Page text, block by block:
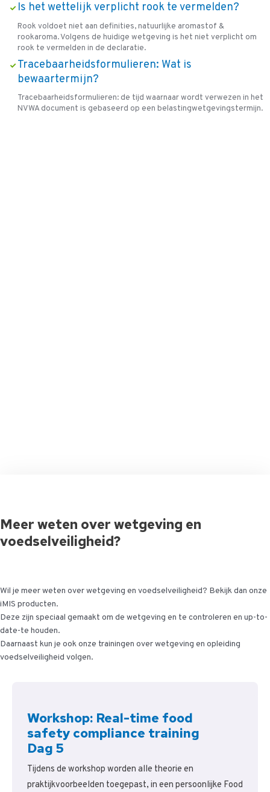
Is het wettelijk verplicht rook te vermelden?
Rook voldoet niet aan definities, natuurlijke aromastof &
rookaroma. Volgens de huidige wetgeving is het niet verplicht om
rook te vermelden in de declaratie.
Tracebaarheidsformulieren: Wat is
bewaartermijn?
Tracebaarheidsformulieren: de tijd waarnaar wordt verwezen in het
NVWA document is gebaseerd op een belastingwetgevingstermijn.
Meer weten over wetgeving en
voedselveiligheid?
Wil je meer weten over wetgeving en voedselveiligheid? Bekijk dan onze
iMIS producten.
Deze zijn speciaal gemaakt om de wetgeving en te controleren en up-to-
date-te houden.
Daarnaast kun je ook onze trainingen over wetgeving en opleiding
voedselveiligheid volgen.
Workshop: Real-time food
safety compliance training
Dag 5
Tijdens de workshop worden alle theorie en
praktijkvoorbeelden toegepast, in een persoonlijke Food